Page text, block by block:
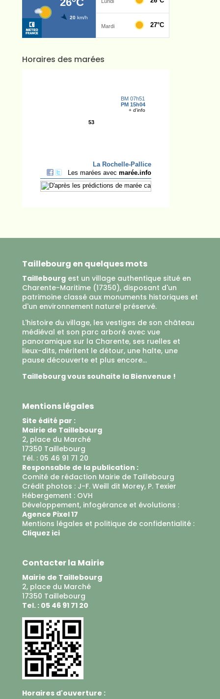
Horaires des marées
Taillebourg en quelques mots
Taillebourgest un village authentique situé en
Charente-Maritime (17350), disposant d'un
patrimoine classé aux monuments historiques et
d'un environnement naturel préservé.
L'histoire du village, les vestiges de son château
médiéval et son parc arboré avec vue
panoramique sur la Charente, ses ruelles et
lieux-dits, méritent le détour, une halte, une
pause découverte et plus encore...
Taillebourg vous souhaite la Bienvenue !
Mentions légales
Site édité par :
Mairie de Taillebourg
2, place du Marché
17350 Taillebourg
Tél. : 05 46 91 71 20
Responsable de la publication :
Comité de rédaction Mairie de Taillebourg
Crédit photos : J-F. Weill dit Morey, P. Texier
Hébergement : OVH
Développement, infogérance et évolutions :
Agence Pixel 17
Mentions légales et politique de confidentialité :
Cliquez ici
Contacter la Mairie
Mairie de Taillebourg
2, place du Marché
17350 Taillebourg
Tel. : 05 46 91 71 20
Horaires d'ouverture :